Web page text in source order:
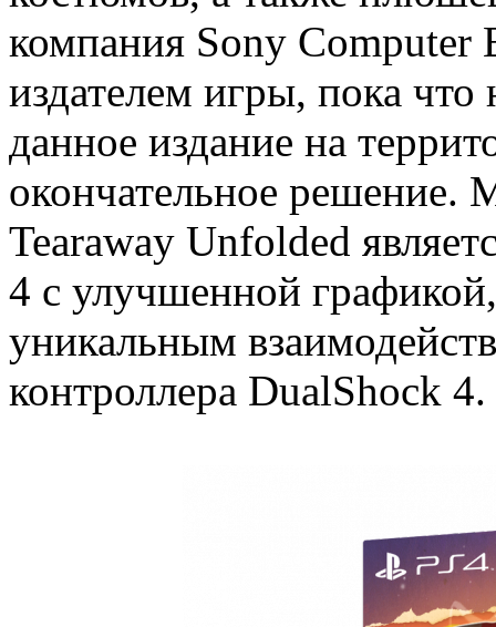
компания Sony
издателем игры, пока что
данное издание на
окончательное
Tearaway Unfolded
4 с улучшенной
уникальным
контроллера DualShock 4.